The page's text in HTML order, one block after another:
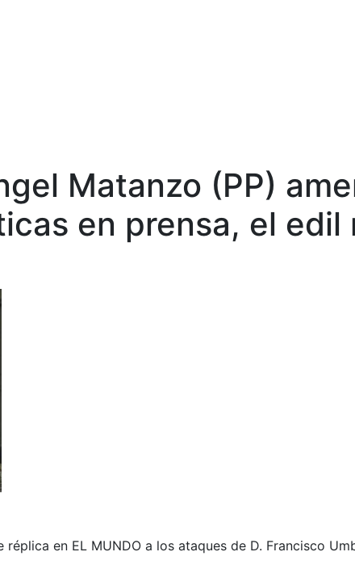
Matanzo (PP)
en prensa, el edil
en EL MUNDO a los ataques de D. Francisco